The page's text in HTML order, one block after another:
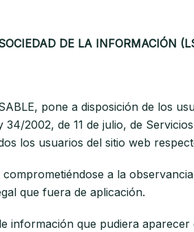
DE LA INFORMACIÓN
pone a disposición de los
2002, de 11 de julio, de
los usuarios del sitio web
a la
que fuera de aplicación.
información que pudiera